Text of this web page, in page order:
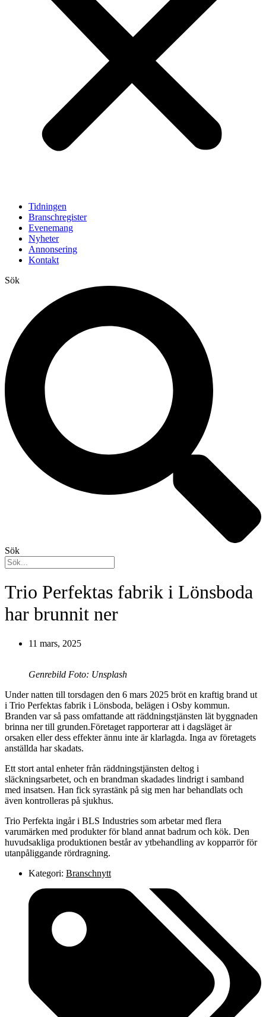
Tidningen
Branschregister
Evenemang
Nyheter
Annonsering
Kontakt
Sök
Sök
Trio Perfektas fabrik i Lönsboda
har brunnit ner
11 mars, 2025
Genrebild Foto: Unsplash
Under natten till torsdagen den 6 mars 2025 bröt en kraftig brand ut
i Trio Perfektas fabrik i Lönsboda, belägen i Osby kommun.
Branden var så pass omfattande att räddningstjänsten lät byggnaden
brinna ner till grunden.Företaget rapporterar att i dagsläget är
orsaken eller dess effekter ännu inte är klarlagda. Inga av företagets
anställda har skadats.
Ett stort antal enheter från räddningstjänsten deltog i
släckningsarbetet, och en brandman skadades lindrigt i samband
med insatsen. Han fick syrastänk på sig men har behandlats och
även kontrolleras på sjukhus.
Trio Perfekta ingår i BLS Industries som arbetar med flera
varumärken med produkter för bland annat badrum och kök. Den
huvudsakliga produktionen består av ytbehandling av kopparrör för
utanpåliggande rördragning.
Kategori: Branschnytt